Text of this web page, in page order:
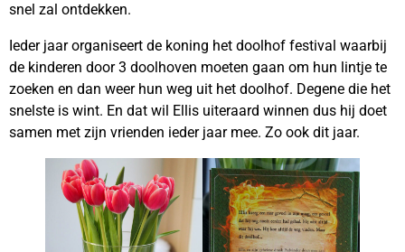
snel zal ontdekken.
Ieder jaar organiseert de koning het doolhof festival waarbij
de kinderen door 3 doolhoven moeten gaan om hun lintje te
zoeken en dan weer hun weg uit het doolhof. Degene die het
snelste is wint. En dat wil Ellis uiteraard winnen dus hij doet
samen met zijn vrienden ieder jaar mee. Zo ook dit jaar.